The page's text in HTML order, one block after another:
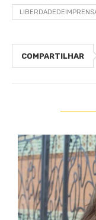
COMPARTILHAR